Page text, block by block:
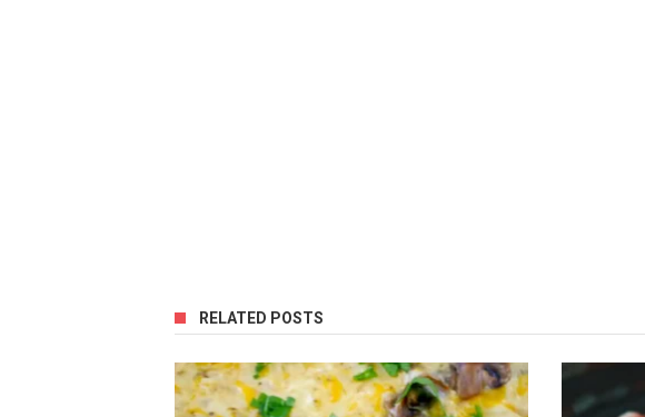
RELATED POSTS